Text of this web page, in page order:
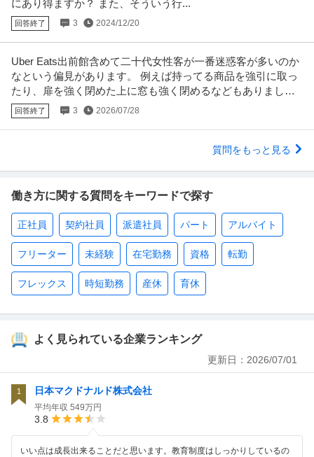
にあり得ますか？ また、そういう行...
回答終了 3 2024/12/20
Uber Eats出前館含めて二十代女性客が一番迷惑客が多いのか
なという偏見があります。 例えば持ってる商品を強引に取っ
たり、扉を強く閉めた上に窓も強く閉めるなどもありまし
た。
回答終了 3 2026/07/28
質問をもっと見る
働き方に関する質問をキーワードで探す
正社員 契約社員 派遣社員 パート アルバイト
フリーター 未経験 在宅勤務 資格 転勤
フレックス 時短勤務 産休 育休
よく見られている企業ランキング
更新日： 2026/07/01
1 日本マクドナルド株式会社
平均年収 549万円
3.8
いい点は成長出来ることだと思います。教育制度はしっかりしているの